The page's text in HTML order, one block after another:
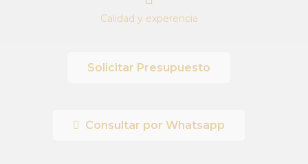
Calidad y experencia
Solicitar Presupuesto
Consultar por Whatsapp